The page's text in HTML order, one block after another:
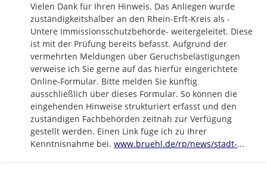
Vielen Dank für Ihren Hinweis. Das Anliegen wurde
zuständigkeitshalber an den Rhein-Erft-Kreis als -
Untere Immissionsschutzbehörde- weitergeleitet. Diese
ist mit der Prüfung bereits befasst. Aufgrund der
vermehrten Meldungen über Geruchsbelästigungen
verweise ich Sie gerne auf das hierfür eingerichtete
Online-Formular. Bitte melden Sie künftig
ausschließlich über dieses Formular. So können die
eingehenden Hinweise strukturiert erfasst und den
zuständigen Fachbehörden zeitnah zur Verfügung
gestellt werden. Einen Link füge ich zu Ihrer
Kenntnisnahme bei. https://
www.bruehl.de/rp/news/stadt-...